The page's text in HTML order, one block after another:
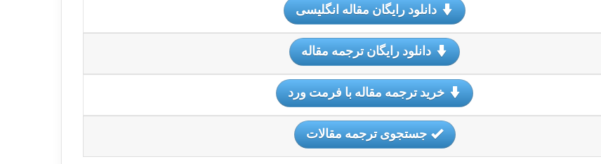
دانلود رایگان مقاله انگلیسی
دانلود رایگان ترجمه مقاله
خرید ترجمه مقاله با فرمت ورد
جستجوی ترجمه مقالات